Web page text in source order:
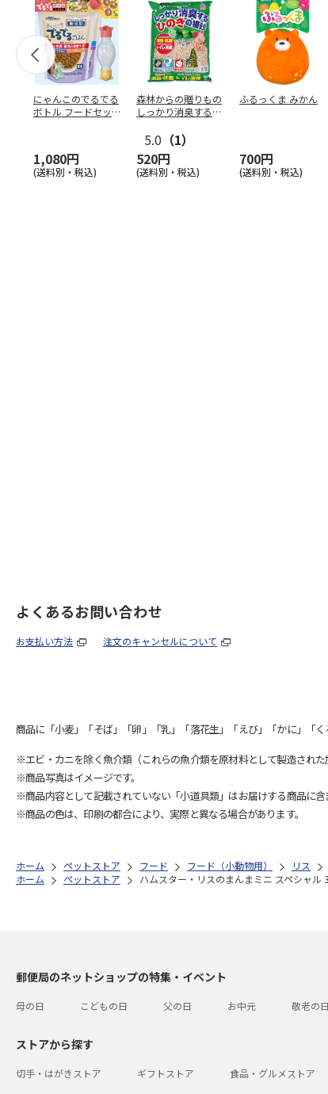
にゃんこのでるでる
ボトル フードセッ
1,080円
(送料別・税込)
森林からの贈りもの
しっかり消臭するひ
5.0 （1）
520円
(送料別・税込)
ふるっくま みかん
700円
(送料別・税込)
よくあるお問い合わせ
お支払い方法 注文のキャンセルについて
商品に「小麦」「そば」「卵」「乳」「落花生」「えび」「かに」「
※エビ・カニを除く魚介類（これらの魚介類を原材料として製造され
※商品写真はイメージです。
※商品内容として記載されていない「小道具類」はお届けする商品に含
※商品の色は、印刷の都合により、実際と異なる場合があります。
ホーム ペットストア フード フード（小動物用） リス
ホーム
ペットストア ハムスター・リスのまんまミニ スペシャル
郵便局のネットショップの特集・イベント
母の日 こどもの日 父の日 お中元 敬老の日
ストアから探す
切手・はがきストア ギフトストア 食品・グルメストア